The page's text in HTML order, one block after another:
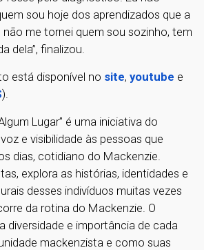
sou hoje dos aprendizados que a
não me tornei quem sou sozinho, tem
dela”, finalizou.
está disponível no site, youtube e
).
Lugar” é uma iniciativa do
e visibilidade às pessoas que
dias, cotidiano do Mackenzie.
explora as histórias, identidades e
desses indivíduos muitas vezes
da rotina do Mackenzie. O
diversidade e importância de cada
mackenzista e como suas